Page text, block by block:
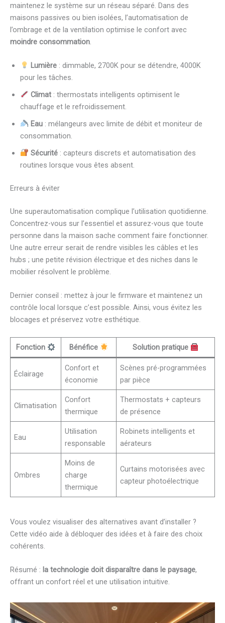
maintenez le système sur un réseau séparé. Dans des
maisons passives ou bien isolées, l’automatisation de
l’ombrage et de la ventilation optimise le confort avec
moindre consommation.
Lumière: dimmable, 2700K pour se détendre, 4000K
pour les tâches.
Climat: thermostats intelligents optimisent le
chauffage et le refroidissement.
Eau: mélangeurs avec limite de débit et moniteur de
consommation.
Sécurité: capteurs discrets et automatisation des
routines lorsque vous êtes absent.
Erreurs à éviter
Une superautomatisation complique l’utilisation quotidienne.
Concentrez-vous sur l’essentiel et assurez-vous que toute
personne dans la maison sache comment faire fonctionner.
Une autre erreur serait de rendre visibles les câbles et les
hubs ; une petite révision électrique et des niches dans le
mobilier résolvent le problème.
Dernier conseil : mettez à jour le firmware et maintenez un
contrôle local lorsque c’est possible. Ainsi, vous évitez les
blocages et préservez votre esthétique.
Fonction Bénéfice Solution pratique
Éclairage
Confort et
économie
Scènes pré-programmées
par pièce
Climatisation
Confort
thermique
Thermostats + capteurs
de présence
Eau
Utilisation
responsable
Robinets intelligents et
aérateurs
Ombres
Moins de
charge
thermique
Curtains motorisées avec
capteur photoélectrique
Vous voulez visualiser des alternatives avant d’installer ?
Cette vidéo aide à débloquer des idées et à faire des choix
cohérents.
Résumé : la technologie doit disparaître dans le paysage,
offrant un confort réel et une utilisation intuitive.